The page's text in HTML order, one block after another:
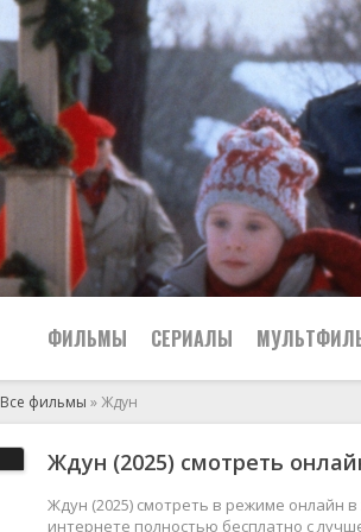
ФИЛЬМЫ
2024
СЕРИАЛЫ
Все фильмы » Ждун
Ждун (2025) смотреть
Ждун (2025) смотреть в режиме онлайн
интернете полностью бесплатно с